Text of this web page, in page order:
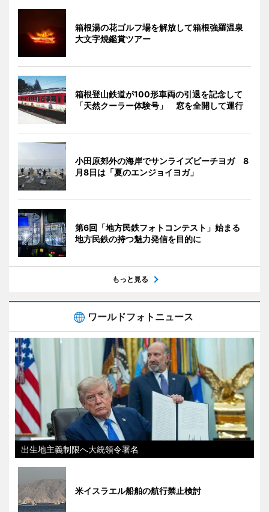
箱根湯の花ゴルフ場を解放して箱根強羅温泉
大文字焼鑑賞ツアー
箱根登山鉄道が100形車両の引退を記念して
「天然クーラー体験号」 窓を全開して運行
小田原郊外の海岸でサンライズビーチヨガ 8
月8日は「夏のエンジョイヨガ」
第6回「地方民鉄フォトコンテスト」始まる
地方民鉄の持つ魅力発信を目的に
もっと見る
ワールドフォトニュース
出生地主義制限へ大統領令署名
米イスラエル船舶の航行禁止検討